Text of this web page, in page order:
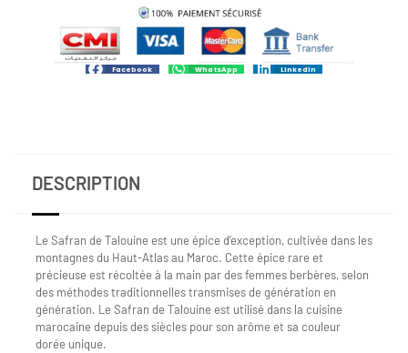
Facebook WhatsApp LinkedIn
DESCRIPTION
Le Safran de Talouine est une épice d’exception, cultivée dans les
montagnes du Haut-Atlas au Maroc. Cette épice rare et
précieuse est récoltée à la main par des femmes berbères, selon
des méthodes traditionnelles transmises de génération en
génération. Le Safran de Talouine est utilisé dans la cuisine
marocaine depuis des siècles pour son arôme et sa couleur
dorée unique.